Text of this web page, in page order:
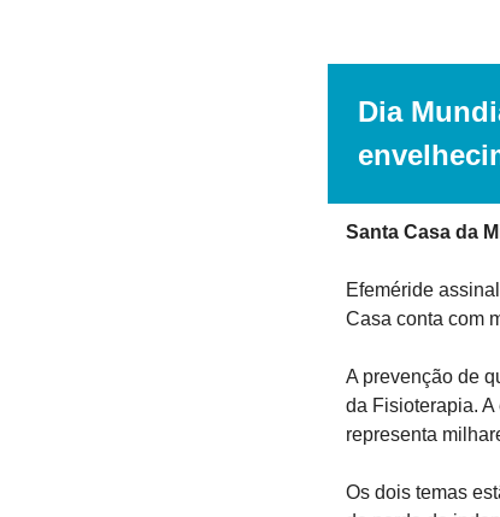
Dia
Santa Casa da
Efeméride
Casa conta com
A prevenção de
da Fisioterapia.
representa
Os dois temas